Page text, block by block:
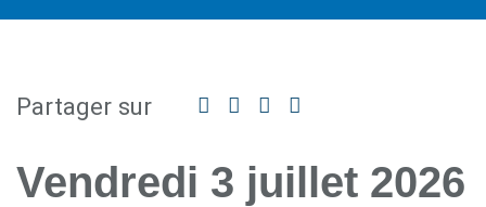
Partager sur Facebook
TwitterLinkedin
Vendredi 3 juillet 2026